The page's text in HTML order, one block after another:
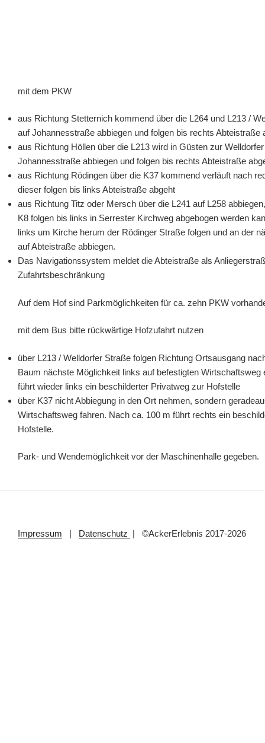
mit dem PKW
aus Richtung Stetternich kommend über die L264 und L213 /
auf Johannesstraße abbiegen und folgen bis rechts Abteistraße
aus Richtung Höllen über die L213 wird in Güsten zur
Johannesstraße abbiegen und folgen bis rechts Abteistraße
aus Richtung Rödingen über die K37 kommend verläuft nach
dieser folgen bis links Abteistraße abgeht
aus Richtung Titz oder Mersch über die L241 auf L258
K8 folgen bis links in Serrester Kirchweg abgebogen werden
links um Kirche herum der Rödinger Straße folgen und an der
auf Abteistraße abbiegen.
Das Navigationssystem meldet die Abteistraße als
Zufahrtsbeschränkung
Auf dem Hof sind Parkmöglichkeiten für ca. zehn PKW
mit dem Bus bitte rückwärtige Hofzufahrt nutzen
über L213 / Welldorfer Straße folgen Richtung Ortsausgang
Baum nächste Möglichkeit links auf befestigten Wirtschaftsweg
führt wieder links ein beschilderter Privatweg zur Hofstelle
über K37 nicht Abbiegung in den Ort nehmen, sondern
Wirtschaftsweg fahren. Nach ca. 100 m führt rechts ein
Hofstelle.
Park- und Wendemöglichkeit vor der Maschinenhalle gegeben.
Impressum | Datenschutz | ©AckerErlebnis 2017-2026